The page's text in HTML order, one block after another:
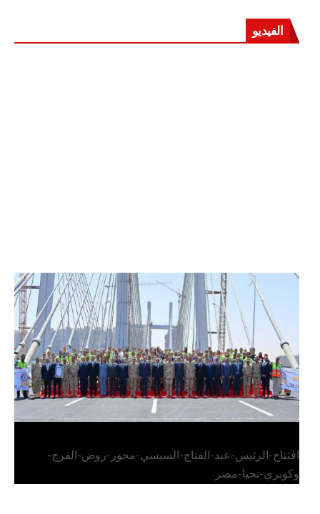
الفيديو
الرئيس عبد الفتاح السيسي يفتتح محور روض الفرج
وكوبري تحيا مصر
افتتاح-الرئيس-عبد-الفتاح-السيسي-محور-روض-الفرج-
وكوبري-تحيا-مصر